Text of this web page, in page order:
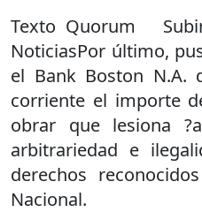
Texto Quorum Subir
NoticiasPor último,
el Bank Boston N.A.
corriente el importe
obrar que lesiona
arbitrariedad e
derechos
Nacional.